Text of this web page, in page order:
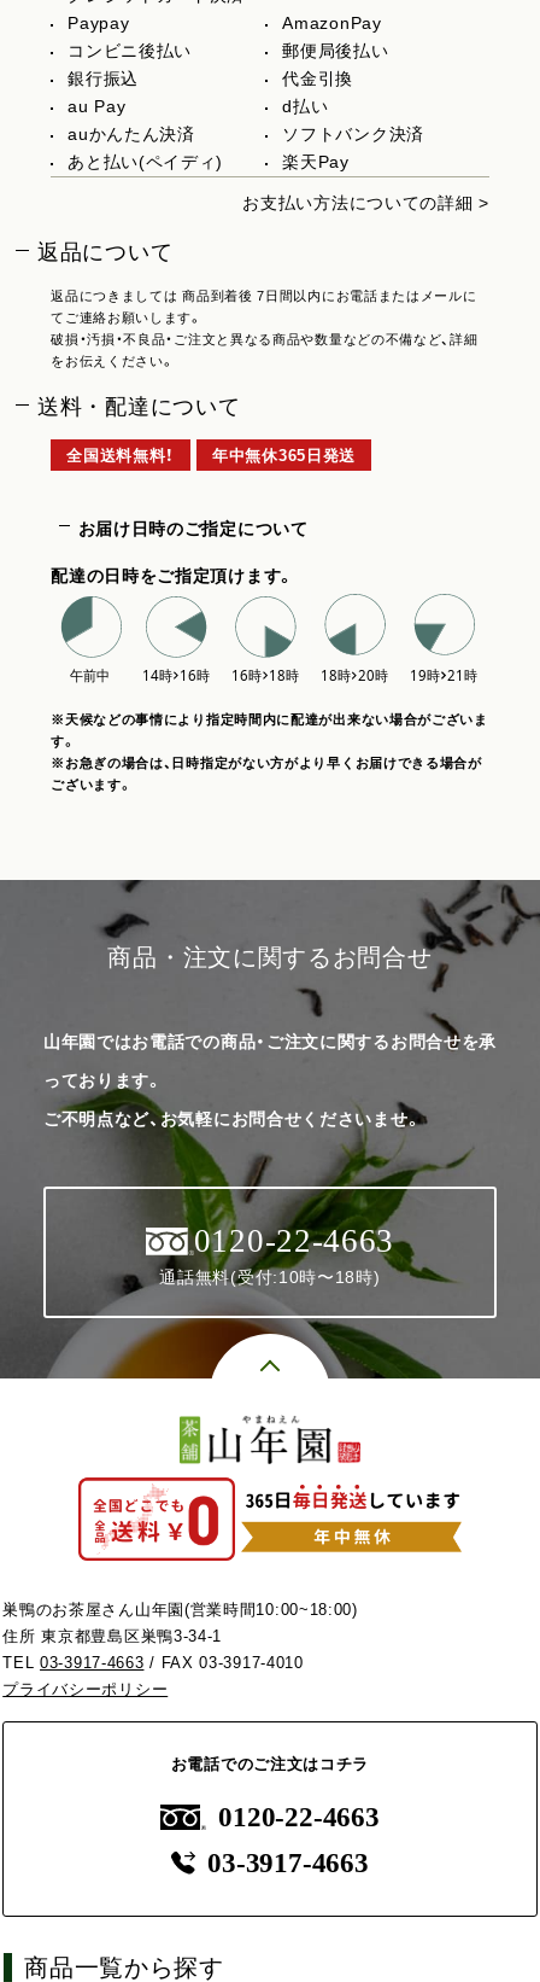
Paypay
AmazonPay
コンビニ後払い
郵便局後払い
銀行振込
代金引換
au Pay
d払い
auかんたん決済
ソフトバンク決済
あと払い(ペイディ)
楽天Pay
お支払い方法についての詳細 >
返品について
返品につきましては 商品到着後 7日間以内にお電話またはメールに
てご連絡お願いします。
破損・汚損・不良品・ご注文と異なる商品や数量などの不備など、詳細
をお伝えください。
送料・配達について
全国送料無料！ 年中無休365日発送
お届け日時のご指定について
配達の日時をご指定頂けます。
※天候などの事情により指定時間内に配達が出来ない場合がございま
す。
※お急ぎの場合は、日時指定がない方がより早くお届けできる場合が
ございます。
商品・注文に関するお問合せ
山年園ではお電話での商品・ご注文に関するお問合せを承
っております。
ご不明点など、お気軽にお問合せくださいませ。
0120-22-4663
通話無料(受付:10時〜18時)
巣鴨のお茶屋さん山年園(営業時間10:00~18:00)
住所 東京都豊島区巣鴨3-34-1
TEL03-3917-4663 / FAX 03-3917-4010
プライバシーポリシー
お電話でのご注文はコチラ
0120-22-4663
03-3917-4663
商品一覧から探す